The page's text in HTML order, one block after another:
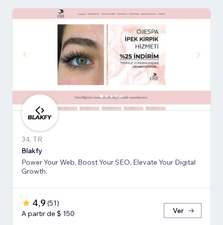
34, TR
Blakfy
Power Your Web, Boost Your SEO, Elevate Your Digital
Growth.
4,9 (51)
A partir de $ 150
Ver